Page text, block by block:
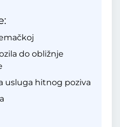
do obližnje
usluga hitnog poziva